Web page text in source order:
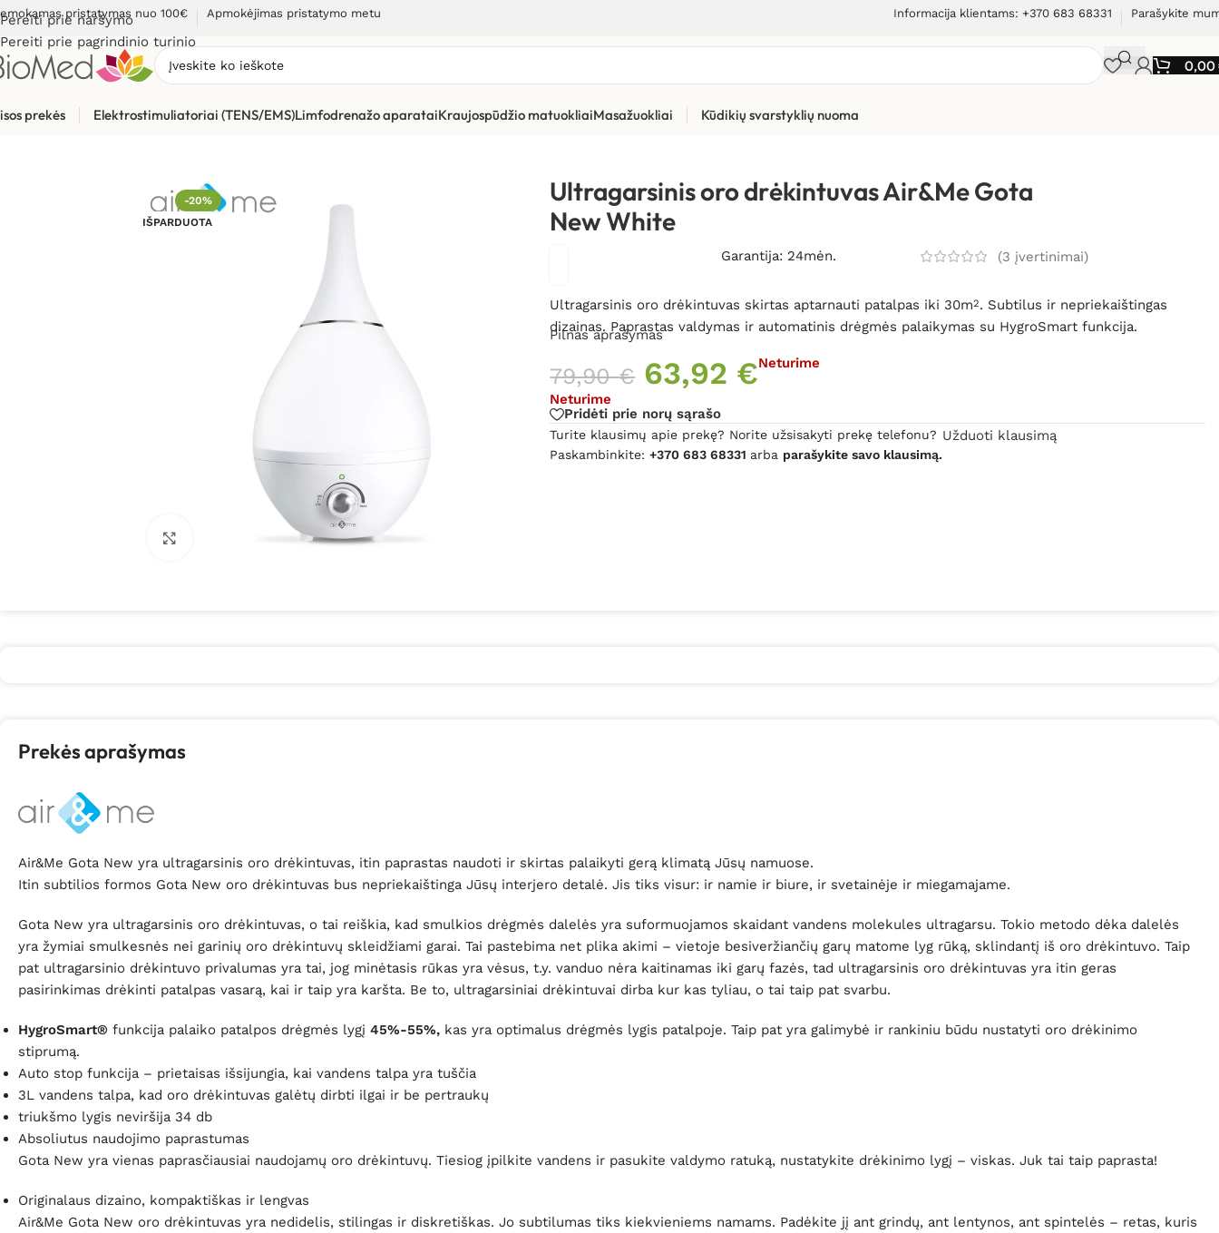
Pereiti prie naršymo
Pereiti prie pagrindinio turinio
pristatymas nuo 100€ Apmokėjimas pristatymo metu Informacija klientams: +370 683 68331 Parašykite
0,00
prekės Elektrostimuliatoriai (TENS/EMS)Limfodrenažo aparataiKraujospūdžio matuokliaiMasažuokliai Kūdikių svarstyklių nuoma
Sveikiems namams
-20%
IŠPARDUOTA
Spustelėkite, kad padidintumėte
Ultragarsinis oro drėkintuvas Air&Me Gota
New White
Garantija: 24mėn. (3 įvertinimai)
Ultragarsinis oro drėkintuvas skirtas aptarnauti patalpas iki 30m2. Subtilus ir nepriekaištingas
dizainas. Paprastas valdymas ir automatinis drėgmės palaikymas su HygroSmart funkcija.
Pilnas aprašymas
79,90€ 63,92 €Neturime
Neturime
Pridėti prie norų sąrašo
Turite klausimų apie prekę? Norite užsisakyti prekę telefonu?
Paskambinkite:+370 683 68331 arba parašykite savo klausimą.
Užduoti klausimą
Prekės aprašymas
Air&Me Gota New yra ultragarsinis oro drėkintuvas, itin paprastas naudoti ir skirtas palaikyti gerą klimatą Jūsų namuose.
Itin subtilios formos Gota New oro drėkintuvas bus nepriekaištinga Jūsų interjero detalė. Jis tiks visur: ir namie ir biure, ir svetainėje ir miegamajame.
Gota New yra ultragarsinis oro drėkintuvas, o tai reiškia, kad smulkios drėgmės dalelės yra suformuojamos skaidant vandens molekules ultragarsu. Tokio metodo dėka dalelės
yra žymiai smulkesnės nei garinių oro drėkintuvų skleidžiami garai. Tai pastebima net plika akimi – vietoje besiveržiančių garų matome lyg rūką, sklindantį iš oro drėkintuvo. Taip
pat ultragarsinio drėkintuvo privalumas yra tai, jog minėtasis rūkas yra vėsus, t.y. vanduo nėra kaitinamas iki garų fazės, tad ultragarsinis oro drėkintuvas yra itin geras
pasirinkimas drėkinti patalpas vasarą, kai ir taip yra karšta. Be to, ultragarsiniai drėkintuvai dirba kur kas tyliau, o tai taip pat svarbu.
HygroSmart® funkcija palaiko patalpos drėgmės lygį 45%-55%, kas yra optimalus drėgmės lygis patalpoje. Taip pat yra galimybė ir rankiniu būdu nustatyti oro drėkinimo
stiprumą.
Auto stop funkcija – prietaisas išsijungia, kai vandens talpa yra tuščia
3L vandens talpa, kad oro drėkintuvas galėtų dirbti ilgai ir be pertraukų
triukšmo lygis neviršija 34 db
Absoliutus naudojimo paprastumas
Gota New yra vienas paprasčiausiai naudojamų oro drėkintuvų. Tiesiog įpilkite vandens ir pasukite valdymo ratuką, nustatykite drėkinimo lygį – viskas. Juk tai taip paprasta!
Originalaus dizaino, kompaktiškas ir lengvas
Air&Me Gota New oro drėkintuvas yra nedidelis, stilingas ir diskretiškas. Jo subtilumas tiks kiekvieniems namams. Padėkite jį ant grindų, ant lentynos, ant spintelės – retas, kuris